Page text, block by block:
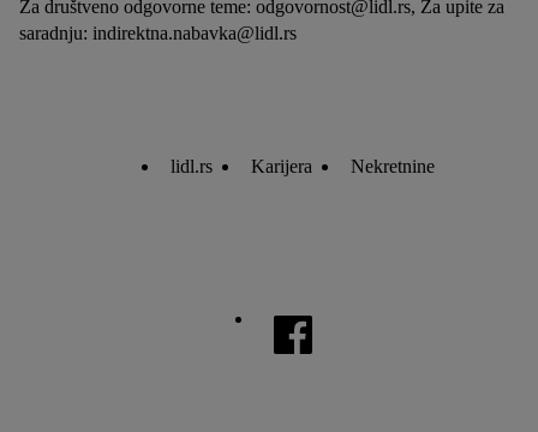
Za društveno odgovorne teme: odgovornost@lidl.rs, Za upite za
saradnju: indirektna.nabavka@lidl.rs
lidl.rs Karijera Nekretnine